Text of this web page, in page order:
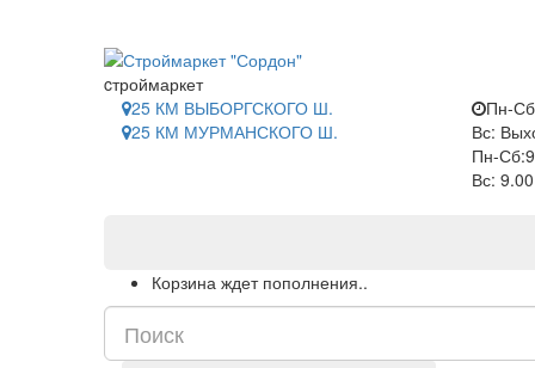
cтроймаркет
25 КМ ВЫБОРГСКОГО Ш.
25 КМ МУРМАНСКОГО Ш.
Пн-
Вс:
Пн-
Вс:
Корзина ждет пополнения..